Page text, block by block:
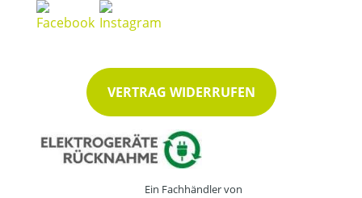
VERTRAG WIDERRUFEN
Ein Fachhändler von